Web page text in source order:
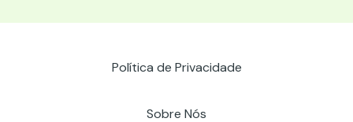
Política de Privacidade
Sobre Nós